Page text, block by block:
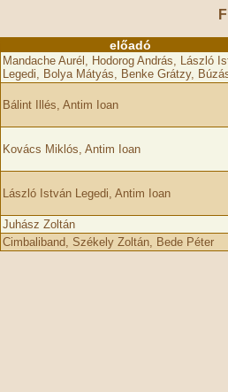
előadó
Mandache Aurél, Hodorog András, László
Legedi, Bolya Mátyás, Benke Grátzy,
Bálint Illés, Antim Ioan
Kovács Miklós, Antim Ioan
László István Legedi, Antim Ioan
Juhász Zoltán
Cimbaliband, Székely Zoltán, Bede Péter